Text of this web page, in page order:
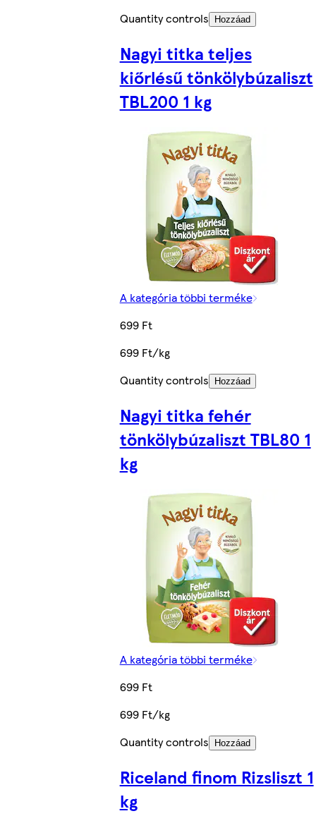
Quantity controls
Hozzáad
Nagyi titka teljes
kiőrlésű tönkölybúzaliszt
TBL200 1 kg
A kategória többi terméke
699 Ft
699 Ft/kg
Quantity controls
Hozzáad
Nagyi titka fehér
tönkölybúzaliszt TBL80 1
kg
A kategória többi terméke
699 Ft
699 Ft/kg
Quantity controls
Hozzáad
Riceland finom Rizsliszt 1
kg